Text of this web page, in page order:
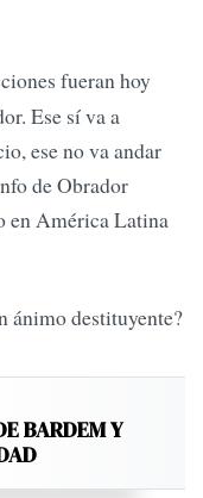
fueran hoy
Ese sí va a
ese no va andar
de Obrador
en América Latina
ánimo destituyente?
BARDEM Y